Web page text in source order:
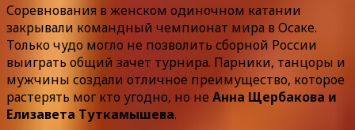
Соревнования в женском одиночном катании
закрывали командный чемпионат мира в Осаке.
Только чудо могло не позволить сборной России
выиграть общий зачет турнира. Парники, танцоры и
мужчины создали отличное преимущество, которое
растерять мог кто угодно, но неАнна Щербакова и
Елизавета Туткамышева.